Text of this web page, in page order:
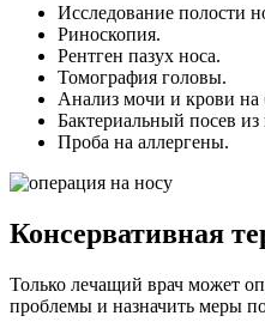
Исследование полости
Риноскопия.
Рентген пазух носа.
Томография головы.
Анализ мочи и крови
Бактериальный посев
Проба на аллергены.
Консервативная
Только лечащий врач может
проблемы и назначить меры